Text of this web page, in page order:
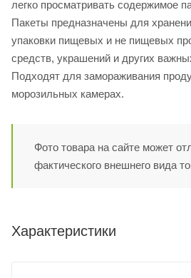
легко просматривать содержимое
Пакеты предназначены для
упаковки пищевых и не пищевых
средств, украшений и других
Подходят для замораживания
морозильных камерах.
Фото товара на сайте может
фактического внешнего вида
Характеристики